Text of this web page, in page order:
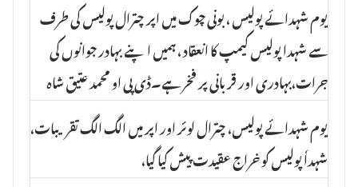
یوم شہدائے پولیس ، بونی چوک میں اپر چترال پولیس کی طرف
سے شہدا پولیس کیمپ کا انعقاد ، ہمیں اپنے بہادر جوانوں کی
جرات،بہادری اور قربانی پر فخر ہے۔ڈی پی او محمد عتیق شاہ
یوم شہدائے پولیس، چترال لوئر اور اپر میں الگ الگ تقریبات،
شہداٗ پولیس کو خراج عقیدت پیش کیا گیا،